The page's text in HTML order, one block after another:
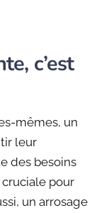
c’est
mêmes, un
leur
des besoins
pour
un arrosage